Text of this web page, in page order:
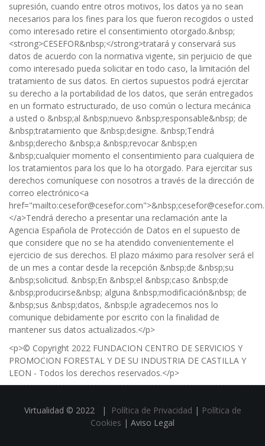
supresión, cuando entre otros motivos, los datos ya no sean
necesarios para los fines para los que fueron recogidos o usted
como interesado retire el consentimiento otorgado.&nbsp;
<strong>CESEFOR&nbsp;</strong>tratará y conservará sus
datos de acuerdo con la normativa vigente, sin perjuicio de que
como interesado pueda solicitar en todo caso, la limitación del
tratamiento de sus datos. En ciertos supuestos podrá ejercitar
su derecho a la portabilidad de los datos, que serán entregados
en un formato estructurado, de uso común o lectura mecánica
a usted o &nbsp;al &nbsp;nuevo &nbsp;responsable&nbsp; de
&nbsp;tratamiento que &nbsp;designe. &nbsp;Tendrá
&nbsp;derecho &nbsp;a &nbsp;revocar &nbsp;en
&nbsp;cualquier momento el consentimiento para cualquiera de
los tratamientos para los que lo ha otorgado. Para ejercitar sus
derechos comuníquese con nosotros a través de la dirección de
correo electrónico<a
href="
</a>Tendrá derecho a presentar una reclamación ante la
Agencia Española de Protección de Datos en el supuesto de
que considere que no se ha atendido convenientemente el
ejercicio de sus derechos. El plazo máximo para resolver será el
de un mes a contar desde la recepción &nbsp;de &nbsp;su
&nbsp;solicitud. &nbsp;En &nbsp;el &nbsp;caso &nbsp;de
&nbsp;producirse&nbsp; alguna &nbsp;modificación&nbsp; de
&nbsp;sus &nbsp;datos, &nbsp;le agradecemos nos lo
comunique debidamente por escrito con la finalidad de
mantener sus datos actualizados.</p>
<p>© Copyright 2022 FUNDACION CENTRO DE SERVICIOS Y
PROMOCION FORESTAL Y DE SU INDUSTRIA DE CASTILLA Y
LEON - Todos los derechos reservados.</p>
Virtualidad © 2022 | Política de Privacidad | Política de
Cookies | Aviso Legal